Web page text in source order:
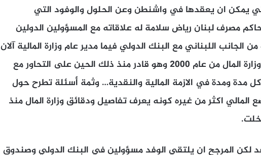
التي يمكن ان يعقدها في واشنطن وعن الحلول والوفود التي
مصرف لبنان رياض سلامة له علاقاته مع المسؤولين الدولين
1993 المحادثات من الجانب اللبناني مع البنك الدولي فيما مدير عام وزارة المالية آلان
بيفاني في موقعه الحالي في وزارة المال من عام 2000 وهو قادر منذ ذلك الحين على التحاور مع
ومدة في الازمة المالية والنقدية… وثمة أسئلة تطرح حول
المالي اكثر من غيره كونه يعرف تفاصيل ودقائق وزارة المال منذ
خلت.
المرجح ان يلتقي الوفد مسؤولين في البنك الدولي وصندوق